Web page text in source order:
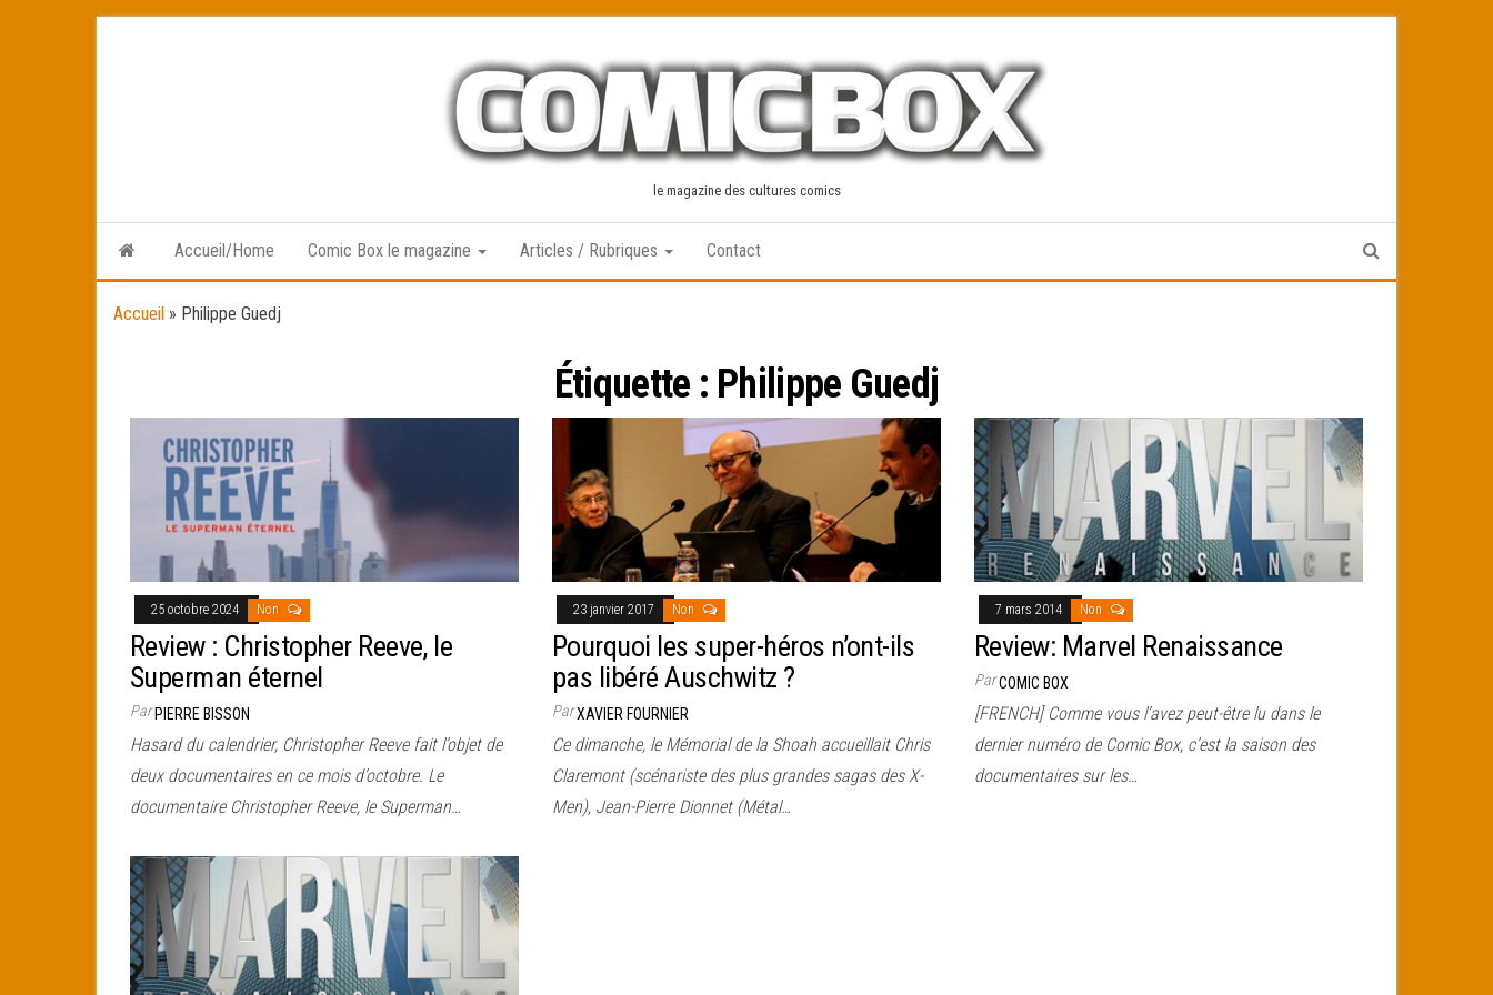
le magazine des cultures comics
Accueil/Home Comic Box le magazine Articles / Rubriques Contact
Accueil » Philippe Guedj
Étiquette : Philippe Guedj
25 octobre 2024 Non
Review : Christopher Reeve, le
Superman éternel
ParPIERRE BISSON
Hasard du calendrier, Christopher Reeve fait l’objet de
deux documentaires en ce mois d’octobre. Le
documentaire Christopher Reeve, le Superman…
23 janvier 2017 Non
Pourquoi les super-héros n’ont-ils
pas libéré Auschwitz ?
ParXAVIER FOURNIER
Ce dimanche, le Mémorial de la Shoah accueillait Chris
Claremont (scénariste des plus grandes sagas des X-
Men), Jean-Pierre Dionnet (Métal…
7 mars 2014 Non
Review: Marvel Renaissance
ParCOMIC BOX
[FRENCH] Comme vous l’avez peut-être lu dans le
dernier numéro de Comic Box, c’est la saison des
documentaires sur les…